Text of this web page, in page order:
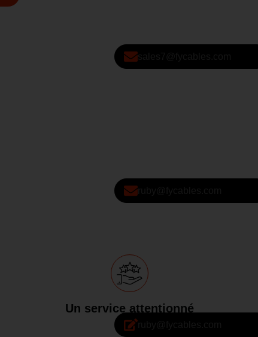
Un service attentionné